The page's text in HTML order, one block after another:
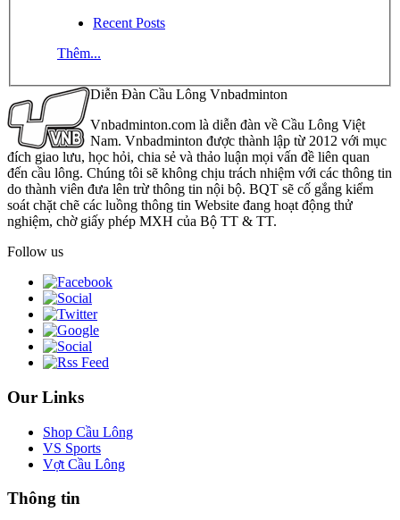
Recent Posts
Thêm...
Diễn Đàn Cầu Lông Vnbadminton
Vnbadminton.com là diễn đàn về Cầu Lông Việt
Nam. Vnbadminton được thành lập từ 2012 với mục
đích giao lưu, học hỏi, chia sẻ và thảo luận mọi vấn đề liên quan
đến cầu lông. Chúng tôi sẽ không chịu trách nhiệm với các thông tin
do thành viên đưa lên trừ thông tin nội bộ. BQT sẽ cố gắng kiểm
soát chặt chẽ các luồng thông tin Website đang hoạt động thử
nghiệm, chờ giấy phép MXH của Bộ TT & TT.
Follow us
Our Links
Shop Cầu Lông
VS Sports
Vợt Cầu Lông
Thông tin